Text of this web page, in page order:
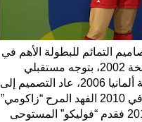
التمائم للبطولة الأهم في
عالم كرة القدم، فظهرت التميمة الثلاثية “أتو وكاز ونيك” في نسخة 2002، بتوجه مستقبلي
واضح يعكس روح الابتكار في كوريا الجنوبية واليابان، وفي نسخة ألمانيا 2006، عاد التصميم إلى
الطابع التقليدي مع “جوليو 6 وبيله”، قبل أن تقدم جنوب أفريقيا في 2010 الفهد المرح “زاكومي”
الذي عكس حيوية القارة الأفريقية، أما مونديال البرازيل عام 2014 فقدم “فوليكو” المستوحى